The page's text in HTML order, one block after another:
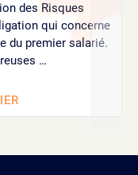
des Risques
qui concerne
du premier salarié.
…